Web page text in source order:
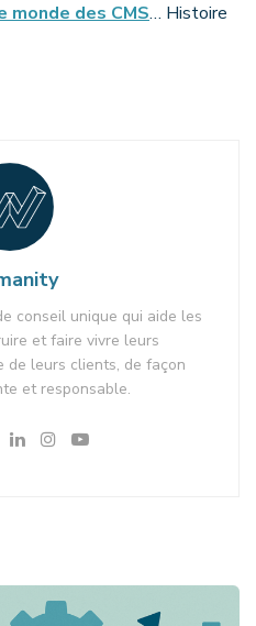
monde des CMS… Histoire
conseil unique qui aide les
et faire vivre leurs
de leurs clients, de façon
et responsable.